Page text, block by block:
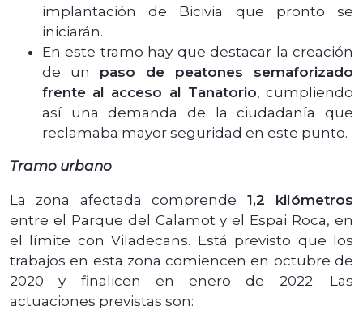
implantación de Bicivia que pronto se
iniciarán.
En este tramo hay que destacar la creación
de un paso de peatones semaforizado
frente al acceso al Tanatorio, cumpliendo
así una demanda de la ciudadanía que
reclamaba mayor seguridad en este punto.
Tramo urbano
La zona afectada comprende 1,2 kilómetros
entre el Parque del Calamot y el Espai Roca, en
el límite con Viladecans. Está previsto que los
trabajos en esta zona comiencen en octubre de
2020 y finalicen en enero de 2022. Las
actuaciones previstas son: